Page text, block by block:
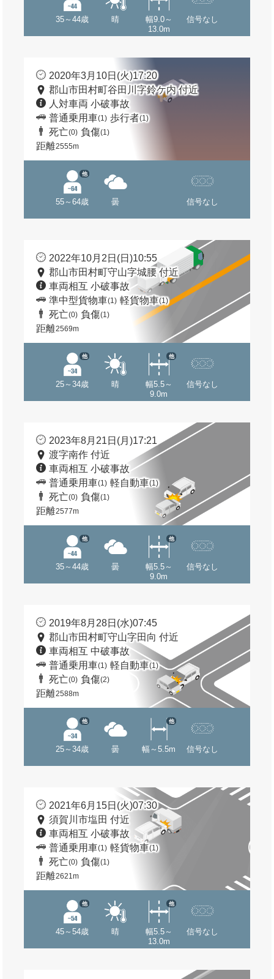
35～44歳 晴
幅9.0～
13.0m
信号なし
2020年3月10日(火)17:20
郡山市田村町谷田川字鈴ケ内 付近
人対車両 小破事故
普通乗用車(1) 歩行者(1)
死亡(0) 負傷(1)
距離2555m
55～64歳
他
曇 信号なし
2022年10月2日(日)10:55
郡山市田村町守山字城腰 付近
車両相互 小破事故
準中型貨物車(1) 軽貨物車(1)
死亡(0) 負傷(1)
距離2569m
25～34歳
他
晴
幅5.5～
9.0m
他
信号なし
2023年8月21日(月)17:21
渡字南作 付近
車両相互 小破事故
普通乗用車(1) 軽自動車(1)
死亡(0) 負傷(1)
距離2577m
35～44歳
他
曇
幅5.5～
9.0m
他
信号なし
2019年8月28日(水)07:45
郡山市田村町守山字田向 付近
車両相互 中破事故
普通乗用車(1) 軽自動車(1)
死亡(0) 負傷(2)
距離2588m
25～34歳
他
曇 幅～5.5m
他
信号なし
2021年6月15日(火)07:30
須賀川市塩田 付近
車両相互 小破事故
普通乗用車(1) 軽貨物車(1)
死亡(0) 負傷(1)
距離2621m
45～54歳
他
晴
幅5.5～
13.0m
他
信号なし